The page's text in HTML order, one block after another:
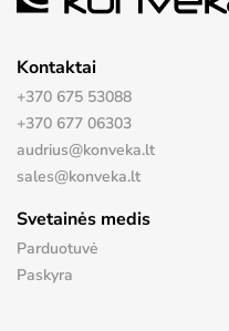
Kontaktai
+370 675 53088
+370 677 06303
audrius@konveka.lt
sales@konveka.lt
Svetainės medis
Parduotuvė
Paskyra